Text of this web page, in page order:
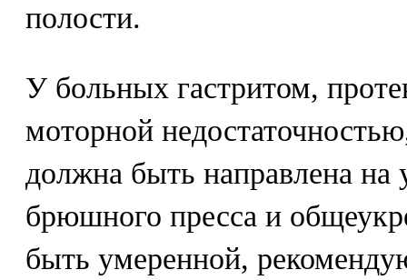
полости.
У больных гастритом,
моторной
должна быть направлена
брюшного пресса и
быть умеренной,